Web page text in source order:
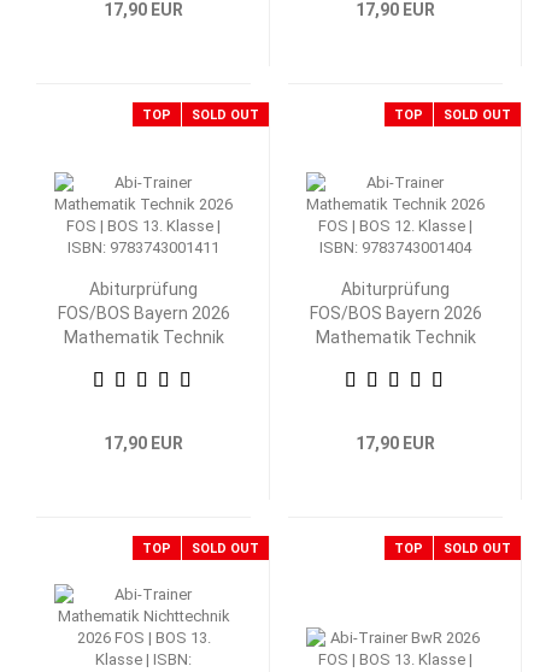
17,90 EUR 17,90 EUR
TOP SOLD OUT
Abiturprüfung
FOS/BOS Bayern 2026
Mathematik Technik
17,90 EUR
TOP SOLD OUT
Abiturprüfung
FOS/BOS Bayern 2026
Mathematik Technik
17,90 EUR
TOP SOLD OUT TOP SOLD OUT